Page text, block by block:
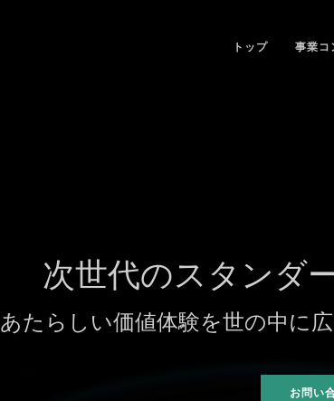
トップ 事業コ
次世代のスタンダ
あたらしい価値体験を世の中に
お問い